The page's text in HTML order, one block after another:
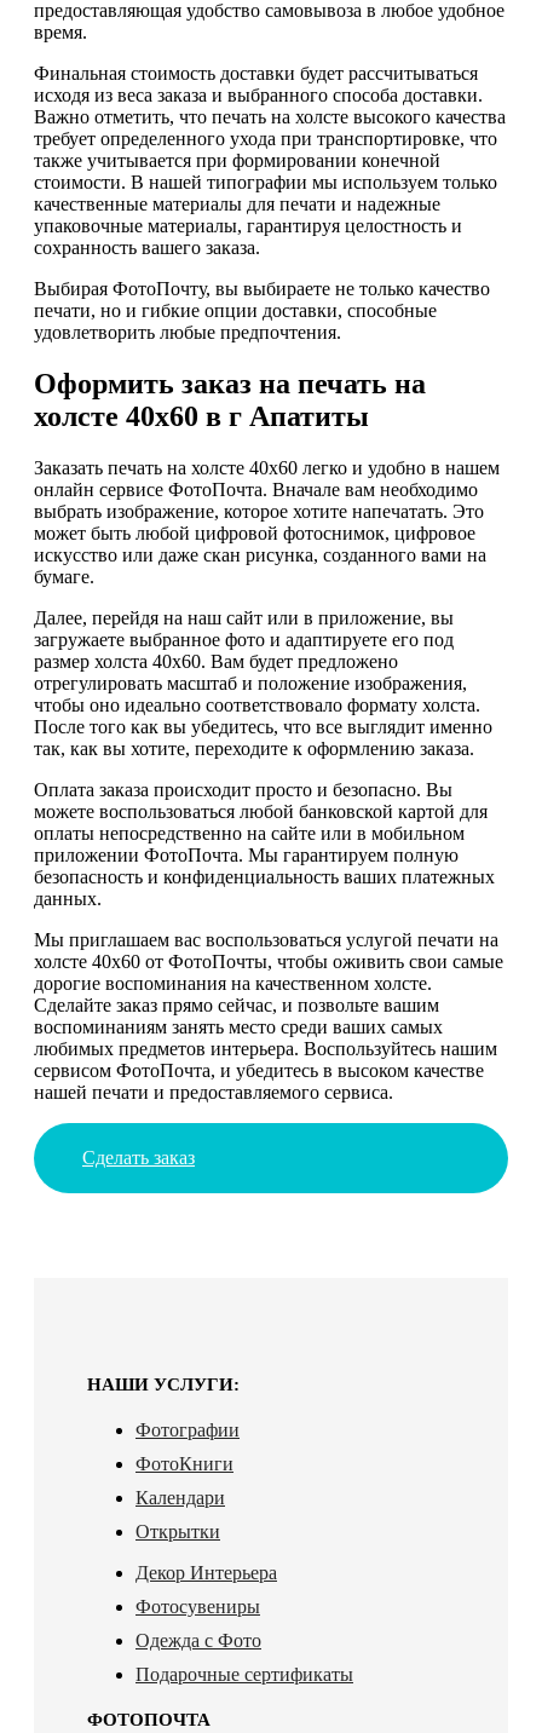
предоставляющая удобство самовывоза в любое удобное
время.
Финальная стоимость доставки будет рассчитываться
исходя из веса заказа и выбранного способа доставки.
Важно отметить, что печать на холсте высокого качества
требует определенного ухода при транспортировке, что
также учитывается при формировании конечной
стоимости. В нашей типографии мы используем только
качественные материалы для печати и надежные
упаковочные материалы, гарантируя целостность и
сохранность вашего заказа.
Выбирая ФотоПочту, вы выбираете не только качество
печати, но и гибкие опции доставки, способные
удовлетворить любые предпочтения.
Оформить заказ на печать на
холсте 40х60 в г Апатиты
Заказать печать на холсте 40х60 легко и удобно в нашем
онлайн сервисе ФотоПочта. Вначале вам необходимо
выбрать изображение, которое хотите напечатать. Это
может быть любой цифровой фотоснимок, цифровое
искусство или даже скан рисунка, созданного вами на
бумаге.
Далее, перейдя на наш сайт или в приложение, вы
загружаете выбранное фото и адаптируете его под
размер холста 40х60. Вам будет предложено
отрегулировать масштаб и положение изображения,
чтобы оно идеально соответствовало формату холста.
После того как вы убедитесь, что все выглядит именно
так, как вы хотите, переходите к оформлению заказа.
Оплата заказа происходит просто и безопасно. Вы
можете воспользоваться любой банковской картой для
оплаты непосредственно на сайте или в мобильном
приложении ФотоПочта. Мы гарантируем полную
безопасность и конфиденциальность ваших платежных
данных.
Мы приглашаем вас воспользоваться услугой печати на
холсте 40х60 от ФотоПочты, чтобы оживить свои самые
дорогие воспоминания на качественном холсте.
Сделайте заказ прямо сейчас, и позвольте вашим
воспоминаниям занять место среди ваших самых
любимых предметов интерьера. Воспользуйтесь нашим
сервисом ФотоПочта, и убедитесь в высоком качестве
нашей печати и предоставляемого сервиса.
Сделать заказ
НАШИ УСЛУГИ:
Фотографии
ФотоКниги
Календари
Открытки
Декор Интерьера
Фотосувениры
Одежда с Фото
Подарочные сертификаты
ФОТОПОЧТА